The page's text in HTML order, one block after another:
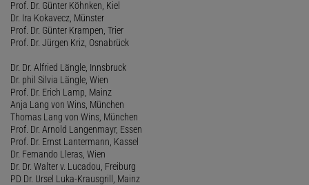
Prof. Dr. Günter Köhnken, Kiel
Dr. Ira Kokavecz, Münster
Prof. Dr. Günter Krampen, Trier
Prof. Dr. Jürgen Kriz, Osnabrück
Dr. Dr. Alfried Längle, Innsbruck
Dr. phil Silvia Längle, Wien
Prof. Dr. Erich Lamp, Mainz
Anja Lang von Wins, München
Thomas Lang von Wins, München
Prof. Dr. Arnold Langenmayr, Essen
Prof. Dr. Ernst Lantermann, Kassel
Dr. Fernando Lleras, Wien
Dr. Dr. Walter v. Lucadou, Freiburg
PD Dr. Ursel Luka-Krausgrill, Mainz